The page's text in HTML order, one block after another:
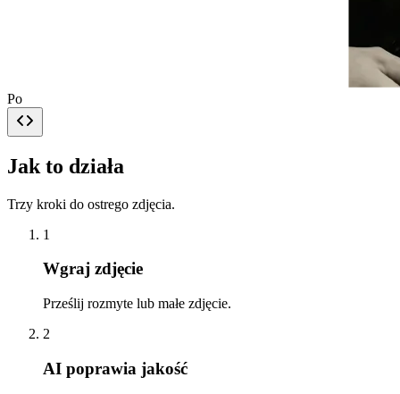
Po
Jak to działa
Trzy kroki do ostrego zdjęcia.
1
Wgraj zdjęcie
Prześlij rozmyte lub małe zdjęcie.
2
AI poprawia jakość